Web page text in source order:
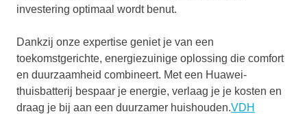
investering optimaal wordt benut.
Dankzij onze expertise geniet je van een
toekomstgerichte, energiezuinige oplossing die comfort
en duurzaamheid combineert. Met een Huawei-
thuisbatterij bespaar je energie, verlaag je je kosten en
draag je bij aan een duurzamer huishouden.VDH